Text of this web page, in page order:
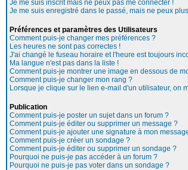
Je me suis inscrit mais ne peux pas me connecter !
Je me suis enregistré dans le passé, mais ne peux
Préférences et paramètres des Utilisateurs
Comment puis-je changer mes préférences ?
Les heures ne sont pas correctes !
J'ai changé le fuseau horaire et l'heure est toujours
Ma langue n'est pas dans la liste !
Comment puis-je montrer une image en dessous de
Comment puis-je changer mon rang ?
Lorsque je clique sur le lien e-mail d'un utilisateur, on
Publication
Comment puis-je poster un sujet dans un forum ?
Comment puis-je éditer ou supprimer un message ?
Comment puis-je ajouter une signature à mon
Comment puis-je créer un sondage ?
Comment puis-je éditer ou supprimer un sondage ?
Pourquoi ne puis-je pas accéder à un forum ?
Pourquoi ne puis-je pas voter dans un sondage ?